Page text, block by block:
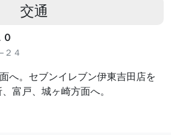
交通
２４
へ。セブンイレブン伊東吉田店を
富戸、城ヶ崎方面へ。